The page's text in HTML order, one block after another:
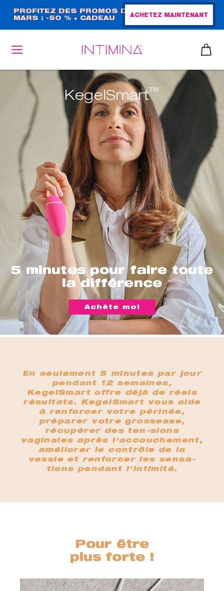
contenu
principal
PROFITEZ DES PROMOS DE
MARS : -50 % + CADEAU
ACHETEZ MAINTENANT
5 minutes pour faire toute
la différence
KegelSmart™
Achète moi
En seulement 5 minutes par jour
pendant 12 semaines,
KegelSmart offre déjà de réels
résultats. KegelSmart vous aide
à renforcer votre périnée,
préparer votre grossesse,
récupérer des ten-sions
vaginales après l'accouchement,
améliorer le contrôle de la
vessie et renforcer les sensa-
tions pendant l'intimité.
Pour être
plus forte !